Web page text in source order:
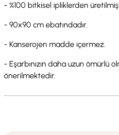
- %100 bitkisel ipliklerden
- 90x90 cm ebatındadır.
- Kanserojen madde içermez.
- Eşarbınızın daha uzun ömürlü
önerilmektedir.